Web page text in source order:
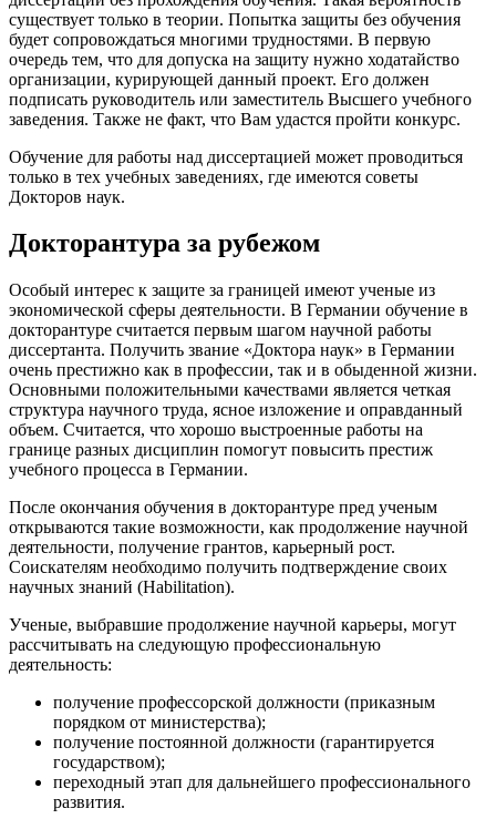
существует только в теории. Попытка защиты без обучения
будет сопровождаться многими трудностями. В первую
очередь тем, что для допуска на защиту нужно ходатайство
организации, курирующей данный проект. Его должен
подписать руководитель или заместитель Высшего учебного
заведения. Также не факт, что Вам удастся пройти конкурс.
Обучение для работы над диссертацией может проводиться
только в тех учебных заведениях, где имеются советы
Докторов наук.
Докторантура за рубежом
Особый интерес к защите за границей имеют ученые из
экономической сферы деятельности. В Германии обучение в
докторантуре считается первым шагом научной работы
диссертанта. Получить звание «Доктора наук» в Германии
очень престижно как в профессии, так и в обыденной жизни.
Основными положительными качествами является четкая
структура научного труда, ясное изложение и оправданный
объем. Считается, что хорошо выстроенные работы на
границе разных дисциплин помогут повысить престиж
учебного процесса в Германии.
После окончания обучения в докторантуре пред ученым
открываются такие возможности, как продолжение научной
деятельности, получение грантов, карьерный рост.
Соискателям необходимо получить подтверждение своих
научных знаний (Habilitation).
Ученые, выбравшие продолжение научной карьеры, могут
рассчитывать на следующую профессиональную
деятельность:
получение профессорской должности (приказным
порядком от министерства);
получение постоянной должности (гарантируется
государством);
переходный этап для дальнейшего профессионального
развития.